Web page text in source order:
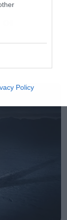
Policy